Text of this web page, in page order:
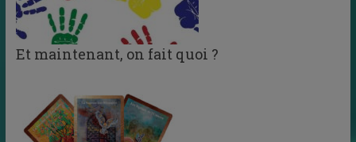
Et maintenant, on fait quoi ?